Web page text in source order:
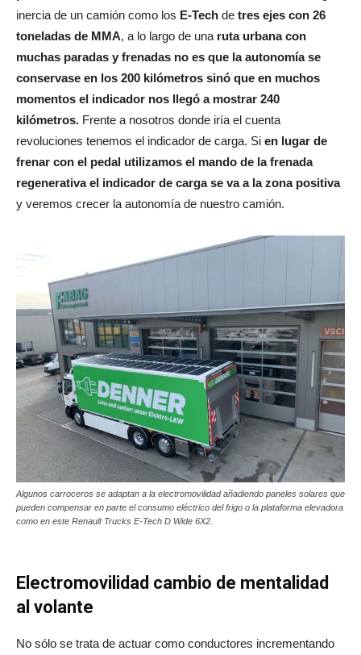
inercia de un camión como los E-Tech de tres ejes con 26
toneladas de MMA, a lo largo de una ruta urbana con
muchas paradas y frenadas no es que la autonomía se
conservase en los 200 kilómetros sinó que en muchos
momentos el indicador nos llegó a mostrar 240
kilómetros. Frente a nosotros donde iría el cuenta
revoluciones tenemos el indicador de carga. Si en lugar de
frenar con el pedal utilizamos el mando de la frenada
regenerativa el indicador de carga se va a la zona positiva
y veremos crecer la autonomía de nuestro camión.
Algunos carroceros se adaptan a la electromovilidad añadiendo paneles solares que
pueden compensar en parte el consumo eléctrico del frigo o la plataforma elevadora
como en este Renault Trucks E-Tech D Wide 6X2.
Electromovilidad cambio de mentalidad
al volante
No sólo se trata de actuar como conductores incrementando